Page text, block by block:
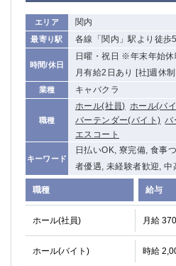
エリア 関内
最寄り駅 各線「関内」駅より徒歩
時間/休日
日曜・祝日 ※年末年始
月有給2日あり [社]週休
業種 キャバクラ
職種
ホール(社員) ホール(バ
バーテンダー(バイト) バ
エスコート
キーワード
日払いOK, 寮完備, 食事
者優遇, 未経験者歓迎,
職種 給与
ホール(社員) 月給
ホール(バイト) 時給